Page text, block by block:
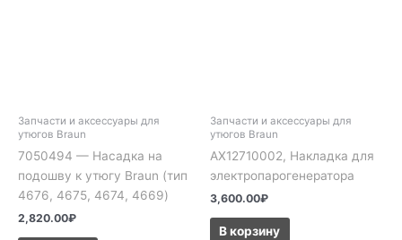
Запчасти и аксессуары для
утюгов Braun
7050494 — Насадка на
подошву к утюгу Braun (тип
4676, 4675, 4674, 4669)
2,820.00₽
Запчасти и аксессуары для
утюгов Braun
AX12710002, Накладка для
электропарогенератора
3,600.00₽
В корзину